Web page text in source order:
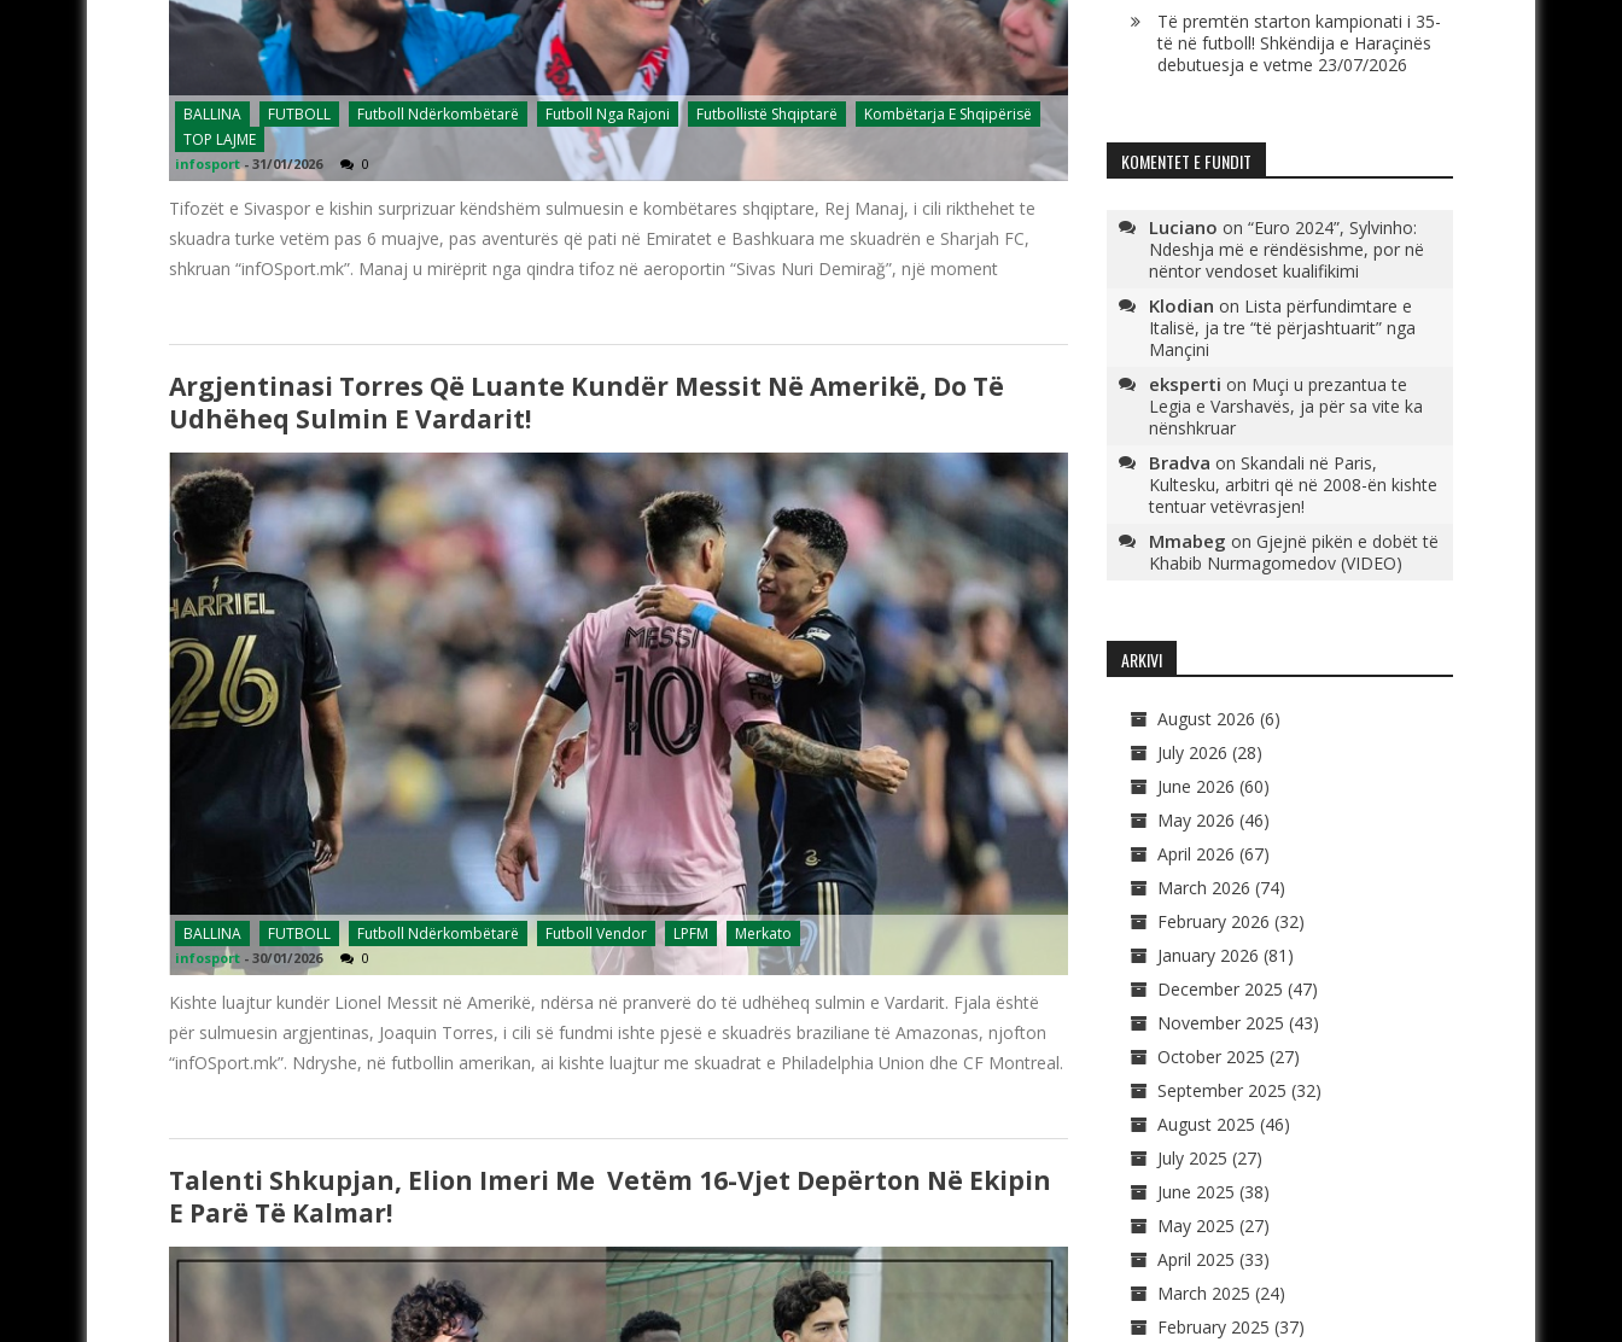
BALLINA FUTBOLL Futboll Ndërkombëtarë Futboll Nga Rajoni Futbollistë Shqiptarë
Kombëtarja E Shqipërisë
TOP LAJME
infosport - 31/01/2026 0
Tifozët e Sivaspor e kishin surprizuar këndshëm sulmuesin e kombëtares shqiptare, Rej Manaj, i cili rikthehet te
skuadra turke vetëm pas 6 muajve, pas aventurës që pati në Emiratet e Bashkuara me skuadrën e Sharjah FC,
shkruan “infOSport.mk”. Manaj u mirëprit nga qindra tifoz në aeroportin “Sivas Nuri Demirağ”, një moment
Argjentinasi Torres Që Luante Kundër Messit Në Amerikë, Do Të
Udhëheq Sulmin E Vardarit!
BALLINA FUTBOLL Futboll Ndërkombëtarë Futboll Vendor LPFM Merkato
infosport - 30/01/2026 0
Kishte luajtur kundër Lionel Messit në Amerikë, ndërsa në pranverë do të udhëheq sulmin e Vardarit. Fjala është
për sulmuesin argjentinas, Joaquin Torres, i cili së fundmi ishte pjesë e skuadrës braziliane të Amazonas, njofton
“infOSport.mk”. Ndryshe, në futbollin amerikan, ai kishte luajtur me skuadrat e Philadelphia Union dhe CF Montreal.
Talenti Shkupjan, Elion Imeri Me Vetëm 16-Vjet Depërton Në Ekipin
E Parë Të Kalmar!
Të premtën starton kampionati i 35-
të në futboll! Shkëndija e Haraçinës
debutuesja e vetme 23/07/2026
KOMENTET E FUNDIT
Luciano on “Euro 2024”, Sylvinho:
Ndeshja më e rëndësishme, por në
nëntor vendoset kualifikimi
Klodian on Lista përfundimtare e
Italisë, ja tre “të përjashtuarit” nga
Mançini
eksperti on Muçi u prezantua te
Legia e Varshavës, ja për sa vite ka
nënshkruar
Bradva on Skandali në Paris,
Kultesku, arbitri që në 2008-ën kishte
tentuar vetëvrasjen!
Mmabeg on Gjejnë pikën e dobët të
Khabib Nurmagomedov (VIDEO)
ARKIVI
August 2026 (6)
July 2026 (28)
June 2026 (60)
May 2026 (46)
April 2026 (67)
March 2026 (74)
February 2026 (32)
January 2026 (81)
December 2025 (47)
November 2025 (43)
October 2025 (27)
September 2025 (32)
August 2025 (46)
July 2025 (27)
June 2025 (38)
May 2025 (27)
April 2025 (33)
March 2025 (24)
February 2025 (37)